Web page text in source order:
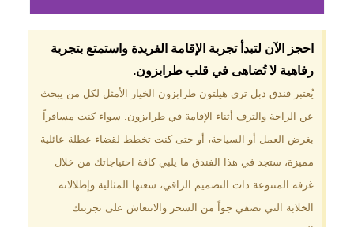
لماذا تختار فندق دبل
تري هيلتون
طرابزون؟
موقع مميز في قلب طرابزون بالقرب
من أهم المعالم السياحية. إطلالات
الخضراء. مرافق متكاملة تشمل
مسبحًا داخليًا، سبا، صالة ألعاب
رياضية، ومطاعم عالمية.
احجز الآن لتبدأ تجربة الإقامة الفريدة واستمتع بتجربة
رفاهية لا تُضاهى في قلب طرابزون.​
يُعتبر فندق دبل تري هيلتون طرابزون الخيار الأمثل لكل من يبحث
عن الراحة والترف أثناء الإقامة في طرابزون. سواء كنت مسافراً
بغرض العمل أو السياحة، أو حتى كنت تخطط لقضاء عطلة عائلية
مميزة، ستجد في هذا الفندق ما يلبي كافة احتياجاتك من خلال
غرفه المتنوعة ذات التصميم الراقي، سعتها المثالية وإطلالاته
الخلابة التي تضفي جواً من السحر والانتعاش على تجربتك